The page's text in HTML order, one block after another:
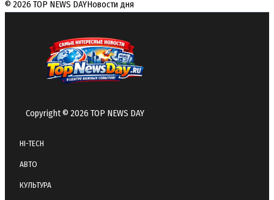
© 2026 TOP NEWS DAYНовости дня
Copyright © 2026 TOP NEWS DAY
HI-TECH
АВТО
КУЛЬТУРА